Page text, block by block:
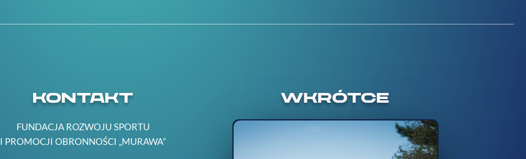
KONTAKT
FUNDACJA ROZWOJU SPORTU
I PROMOCJI OBRONNOŚCI „MURAWA”
WKRÓTCE